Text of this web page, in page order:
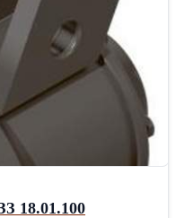
18.01.100